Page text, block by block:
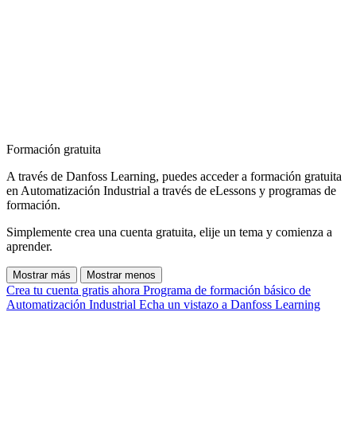
Formación gratuita
A través de Danfoss Learning, puedes acceder a formación gratuita
en Automatización Industrial a través de eLessons y programas de
formación.
Simplemente crea una cuenta gratuita, elije un tema y comienza a
aprender.
Mostrar más Mostrar menos
Crea tu cuenta gratis ahora Programa de formación básico de
Automatización Industrial Echa un vistazo a Danfoss Learning